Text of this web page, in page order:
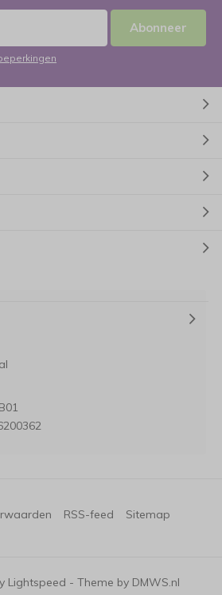
Abonneer
Lightspeed - Theme by DMWS.nl
RSS-feed Sitemap